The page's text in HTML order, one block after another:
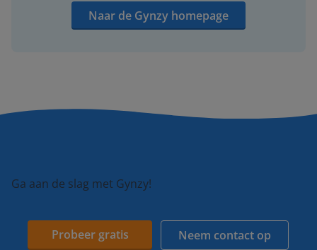
Naar de Gynzy homepage
Ga aan de slag met Gynzy!
Probeer gratis Neem contact op